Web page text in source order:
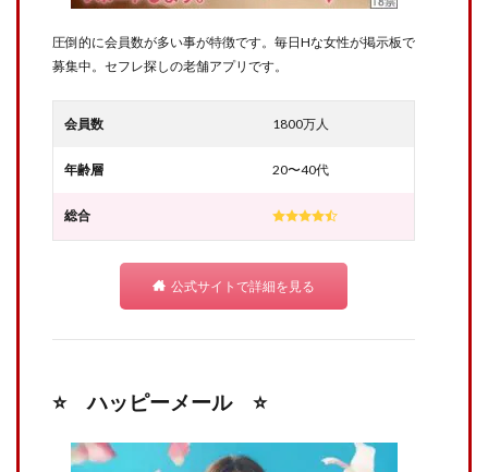
圧倒的に会員数が多い事が特徴です。毎日Hな女性が掲示板で
募集中。セフレ探しの老舗アプリです。
会員数 1800万人
年齢層 20〜40代
総合
公式サイトで詳細を見る
⭐️ ハッピーメール ⭐️